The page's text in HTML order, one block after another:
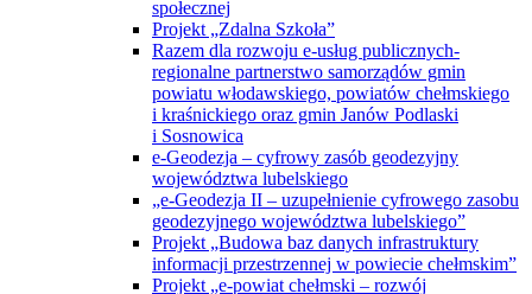
społecznej
Projekt „Zdalna Szkoła”
Razem dla rozwoju e-usług publicznych-
regionalne partnerstwo samorządów gmin
powiatu włodawskiego, powiatów chełmskiego
i kraśnickiego oraz gmin Janów Podlaski
i Sosnowica
e-Geodezja – cyfrowy zasób geodezyjny
województwa lubelskiego
„e-Geodezja II – uzupełnienie cyfrowego zasobu
geodezyjnego województwa lubelskiego”
Projekt „Budowa baz danych infrastruktury
informacji przestrzennej w powiecie chełmskim”
Projekt „e-powiat chełmski – rozwój